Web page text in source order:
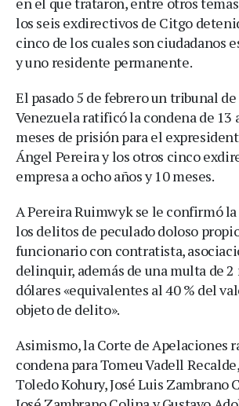
los seis exdirectivos de Citgo
cinco de los cuales son ciudadanos
y uno residente permanente.
El pasado 5 de febrero un tribunal
Venezuela ratificó la condena de 13
meses de prisión para el
Ángel Pereira y los otros cinco
empresa a ocho años y 10 meses.
A Pereira Ruimwyk se le confirmó
los delitos de peculado doloso
funcionario con contratista,
delinquir, además de una multa de
dólares «equivalentes al 40 % del
objeto de delito».
Asimismo, la Corte de Apelaciones
condena para Tomeu Vadell
Toledo Kohury, José Luis Zambrano